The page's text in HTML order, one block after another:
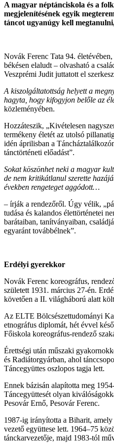
A magyar néptánciskola és a
megjelenítésének egyik
táncot ugyanúgy kell
Novák Ferenc Tata 94.
békésen elaludt – olvasható a
Veszprémi Judit juttatott el
A kiszolgáltatottság helyett a
hagyta, hogy kifogyjon belőle az
közleményében.
Hozzáteszik, „Kivételesen
termékeny életét az utolsó
idén áprilisban a
tánctörténeti előadást”.
Sokat köszönhet neki a magyar
de nem kritikátlanul szerette
években rengeteget aggódott…
– írják a rendezőről. Úgy vélik,
tudása és kalandos élettörténetei
barátaiban, tanítványaiban,
egyaránt továbbélnek”.
Erdélyi gyerekkor
Novák Ferenc koreográfus,
született 1931. március 27-én.
követően a II. világháború alatt
Az ELTE Bölcsészettudományi
etnográfus diplomát, hét évvel
Főiskola koreográfus-rendező
Érettségi után műszaki
és Radiátorgyárban, ahol
Táncegyüttes oszlopos tagja lett.
Ennek bázisán alapította meg
Táncegyüttesét olyan
Pesovár Ernő, Pesovár Ferenc.
1987-ig irányította a Biharit,
vezető együttese lett. 1964–75
tánckarvezetője, majd 1983-tól